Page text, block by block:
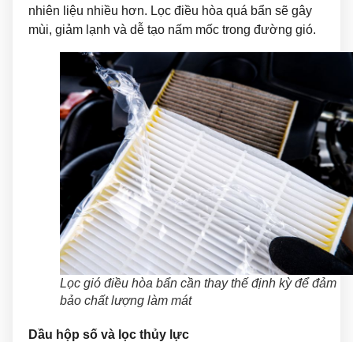
nhiên liệu nhiều hơn. Lọc điều hòa quá bẩn sẽ gây
mùi, giảm lạnh và dễ tạo nấm mốc trong đường gió.
Lọc gió điều hòa bẩn cần thay thế định kỳ để đảm
bảo chất lượng làm mát
Dầu hộp số và lọc thủy lực